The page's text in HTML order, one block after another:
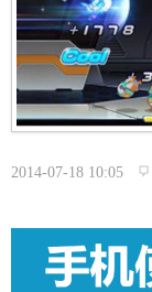
2014-07-18 10:05